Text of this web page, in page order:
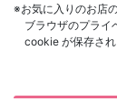
※お気に入りのお店
ブラウザのプライ
cookie が保存され